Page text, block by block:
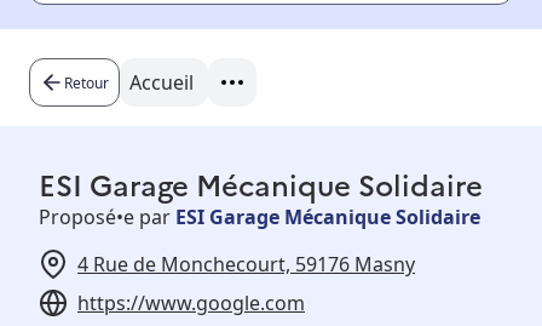
Besoin d'aide ?
Retour Accueil
ESI Garage Mécanique Solidaire
Proposé•e par ESI Garage Mécanique Solidaire
4 Rue de Monchecourt, 59176 Masny
https://www.google.com